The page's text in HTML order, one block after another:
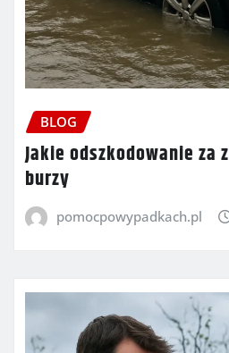
BLOG
Jakie odszkodowanie za
burzy
pomocpowypadkach.pl